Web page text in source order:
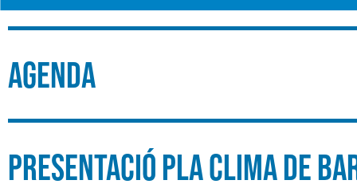
Agenda
Presentació Pla Clima de